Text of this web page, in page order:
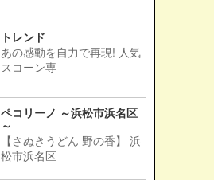
トレンド
あの感動を自力で再現! 人気
スコーン専
ペコリーノ ～浜松市浜名区
～
【さぬきうどん 野の香】 浜
松市浜名区